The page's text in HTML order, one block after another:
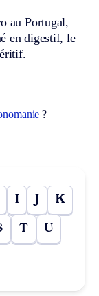
au Portugal,
en digestif, le
?
I J K
T U